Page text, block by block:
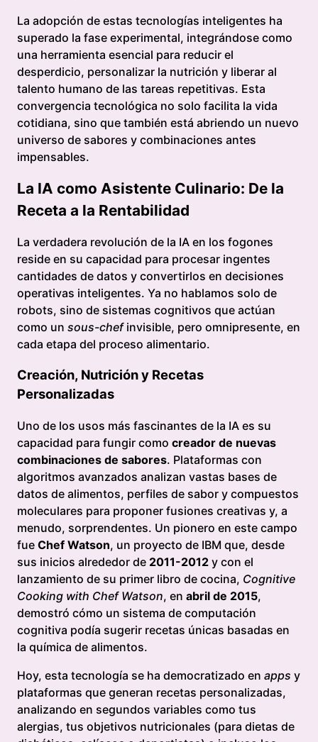
La adopción de estas tecnologías inteligentes ha
superado la fase experimental, integrándose como
una herramienta esencial para reducir el
desperdicio, personalizar la nutrición y liberar al
talento humano de las tareas repetitivas. Esta
convergencia tecnológica no solo facilita la vida
cotidiana, sino que también está abriendo un nuevo
universo de sabores y combinaciones antes
impensables.
La IA como Asistente Culinario: De la
Receta a la Rentabilidad
La verdadera revolución de la IA en los fogones
reside en su capacidad para procesar ingentes
cantidades de datos y convertirlos en decisiones
operativas inteligentes. Ya no hablamos solo de
robots, sino de sistemas cognitivos que actúan
como un sous-chefinvisible, pero omnipresente, en
cada etapa del proceso alimentario.
Creación, Nutrición y Recetas
Personalizadas
Uno de los usos más fascinantes de la IA es su
capacidad para fungir como creador de nuevas
combinaciones de sabores. Plataformas con
algoritmos avanzados analizan vastas bases de
datos de alimentos, perfiles de sabor y compuestos
moleculares para proponer fusiones creativas y, a
menudo, sorprendentes. Un pionero en este campo
fue Chef Watson, un proyecto de IBM que, desde
sus inicios alrededor de 2011-2012 y con el
lanzamiento de su primer libro de cocina, Cognitive
Cooking with Chef Watson, en abril de 2015,
demostró cómo un sistema de computación
cognitiva podía sugerir recetas únicas basadas en
la química de alimentos.
Hoy, esta tecnología se ha democratizado en apps y
plataformas que generan recetas personalizadas,
analizando en segundos variables como tus
alergias, tus objetivos nutricionales (para dietas de